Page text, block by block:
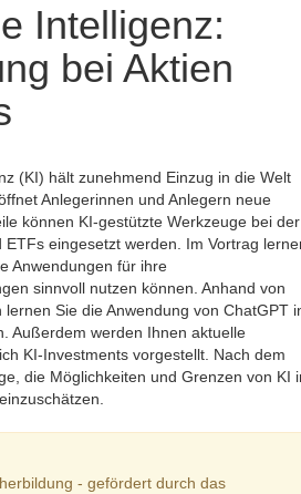
TERMINE
Intelligenz:
bei Aktien
(KI) hält zunehmend Einzug in die Welt
Anlegerinnen und Anlegern neue
können KI-gestützte Werkzeuge bei der
ETFs eingesetzt werden. Im Vortrag
Anwendungen für ihre
sinnvoll nutzen können. Anhand von
lernen Sie die Anwendung von ChatGPT
Außerdem werden Ihnen aktuelle
KI-Investments vorgestellt. Nach dem
die Möglichkeiten und Grenzen von KI
- gefördert durch das